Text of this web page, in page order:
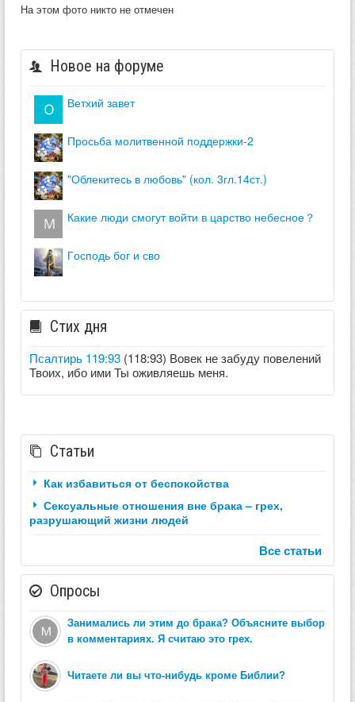
На этом фото никто не отмечен
Новое на форуме
ветхий завет
просьба молитвенной поддержки-2
"облекитесь в любовь" (кол. 3гл.14ст.)
какие люди смогут войти в царство небесное？
господь бог и сво
Стих дня
Псалтирь 119:93 (118:93) Вовек не забуду повелений
Твоих, ибо ими Ты оживляешь меня.
Статьи
Как избавиться от беспокойства
Сексуальные отношения вне брака – грех,
разрушающий жизни людей
Все статьи
Опросы
Занимались ли этим до брака? Объясните выбор
в комментариях. Я считаю это грех.
Читаете ли вы что-нибудь кроме Библии?